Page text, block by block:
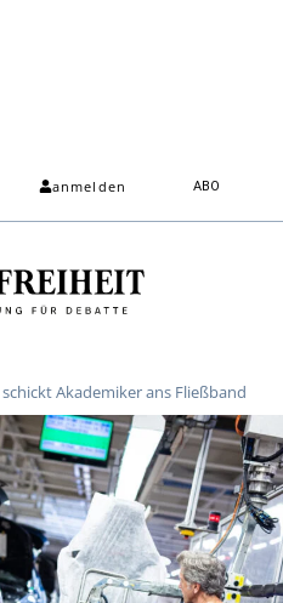
anmelden ABO
Akademiker ans Fließband